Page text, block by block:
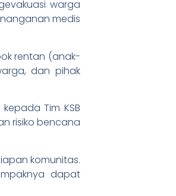
warga
medis
rentan (anak-
dan pihak
Tim KSB
risiko bencana
komunitas.
dapat